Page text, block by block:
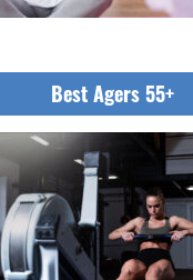
Best Agers 55+